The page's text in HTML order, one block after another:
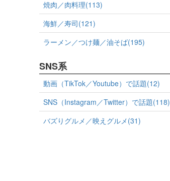
焼肉／肉料理(113)
海鮮／寿司(121)
ラーメン／つけ麺／油そば(195)
SNS系
動画（TikTok／Youtube）で話題(12)
SNS（Instagram／Twitter）で話題(118)
バズりグルメ／映えグルメ(31)